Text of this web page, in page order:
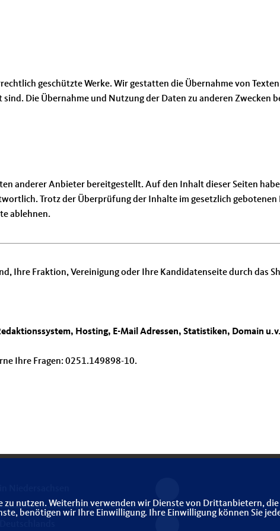
geschützte Werke. Wir gestatten die Übernahme von
Die Übernahme und Nutzung der Daten zu anderen Zwecken
anderer Anbieter bereitgestellt. Auf den Inhalt dieser Seiten
Trotz der Überprüfung der Inhalte im gesetzlich gebotenen
ablehnen.
Ihre Fraktion, Vereinigung oder Ihre Kandidatenseite durch das
Hosting, E-Mail Adressen, Statistiken, Domain
Ihre Fragen: 0251.149898-10.
zu nutzen. Weiterhin verwenden wir Dienste von Drittanbietern,
benötigen wir Ihre Einwilligung. Ihre Einwilligung können Sie